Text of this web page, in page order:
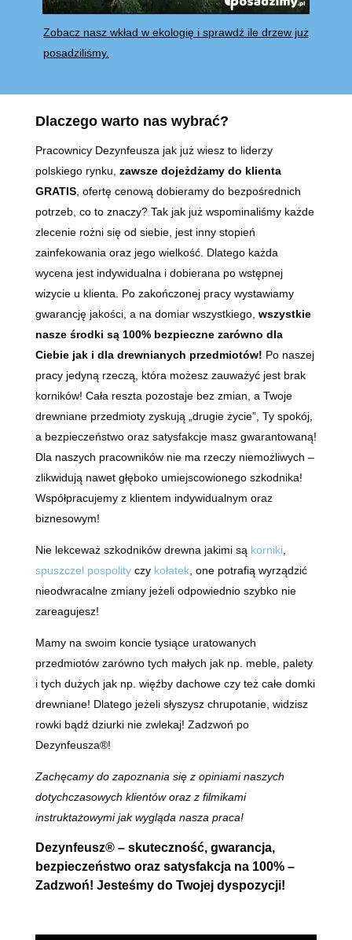
Zobacz nasz wkład w ekologię i sprawdź ile drzew już
posadziliśmy.
Dlaczego warto nas wybrać?
Pracownicy Dezynfeusza jak już wiesz to liderzy
polskiego rynku, zawsze dojeżdżamy do klienta
GRATIS, ofertę cenową dobieramy do bezpośrednich
potrzeb, co to znaczy? Tak jak już wspominaliśmy każde
zlecenie rożni się od siebie, jest inny stopień
zainfekowania oraz jego wielkość. Dlatego każda
wycena jest indywidualna i dobierana po wstępnej
wizycie u klienta. Po zakończonej pracy wystawiamy
gwarancję jakości, a na domiar wszystkiego, wszystkie
nasze środki są 100% bezpieczne zarówno dla
Ciebie jak i dla drewnianych przedmiotów! Po naszej
pracy jedyną rzeczą, która możesz zauważyć jest brak
korników! Cała reszta pozostaje bez zmian, a Twoje
drewniane przedmioty zyskują „drugie życie”, Ty spokój,
a bezpieczeństwo oraz satysfakcje masz gwarantowaną!
Dla naszych pracowników nie ma rzeczy niemożliwych –
zlikwidują nawet głęboko umiejscowionego szkodnika!
Współpracujemy z klientem indywidualnym oraz
biznesowym!
Nie lekceważ szkodników drewna jakimi są korniki,
spuszczel pospolityczy kołatek, one potrafią wyrządzić
nieodwracalne zmiany jeżeli odpowiednio szybko nie
zareagujesz!
Mamy na swoim koncie tysiące uratowanych
przedmiotów zarówno tych małych jak np. meble, palety
i tych dużych jak np. więźby dachowe czy też całe domki
drewniane! Dlatego jeżeli słyszysz chrupotanie, widzisz
rowki bądź dziurki nie zwlekaj! Zadzwoń po
Dezynfeusza®!
Zachęcamy do zapoznania się z opiniami naszych
dotychczasowych klientów oraz z filmikami
instruktażowymi jak wygląda nasza praca!
Dezynfeusz® – skuteczność, gwarancja,
bezpieczeństwo oraz satysfakcja na 100% –
Zadzwoń! Jesteśmy do Twojej dyspozycji!